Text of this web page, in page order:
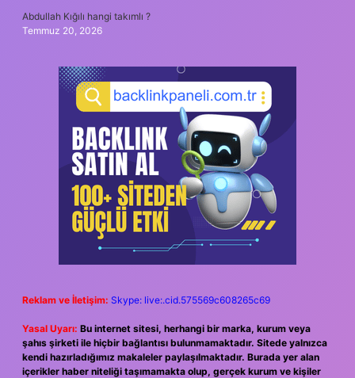
Abdullah Kığılı hangi takımlı ?
Temmuz 20, 2026
Reklam ve İletişim: Skype: live:.cid.575569c608265c69
Yasal Uyarı: Bu internet sitesi, herhangi bir marka, kurum veya
şahıs şirketi ile hiçbir bağlantısı bulunmamaktadır. Sitede yalnızca
kendi hazırladığımız makaleler paylaşılmaktadır. Burada yer alan
içerikler haber niteliği taşımamakta olup, gerçek kurum ve kişiler